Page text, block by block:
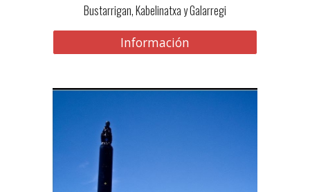
Bustarrigan, Kabelinatxa y Galarregi
Información